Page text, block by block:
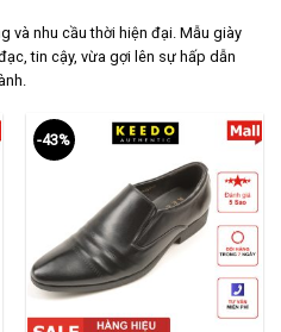
và nhu cầu thời hiện đại. Mẫu giày
tin cậy, vừa gợi lên sự hấp dẫn
-43%